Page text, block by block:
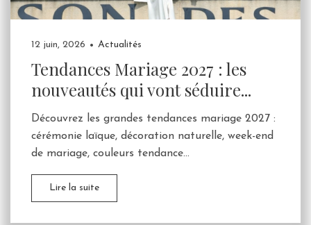
12 juin, 2026 Actualités
Tendances Mariage 2027 : les
nouveautés qui vont séduire...
Découvrez les grandes tendances mariage 2027 :
cérémonie laïque, décoration naturelle, week-end
de mariage, couleurs tendance...
Lire la suite